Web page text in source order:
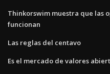
Thinkorswim muestra que las
funcionan
Las reglas del centavo
Es el mercado de valores